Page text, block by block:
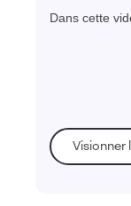
processus
Dans cette
Visionner